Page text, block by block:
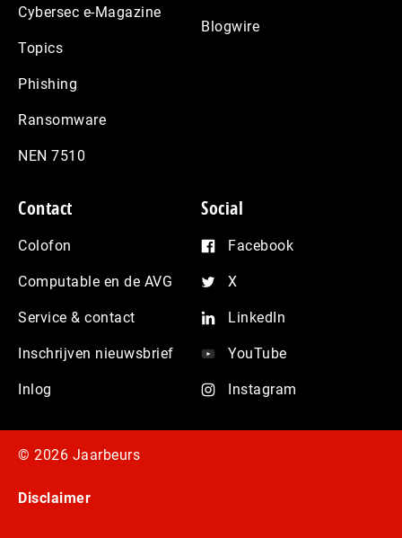
Cybersec e-Magazine
Topics
Phishing
Ransomware
NEN 7510
Blogwire
Contact
Colofon
Computable en de AVG
Service & contact
Inschrijven nieuwsbrief
Inlog
Social
Facebook
X
LinkedIn
YouTube
Instagram
© 2026 Jaarbeurs
Disclaimer